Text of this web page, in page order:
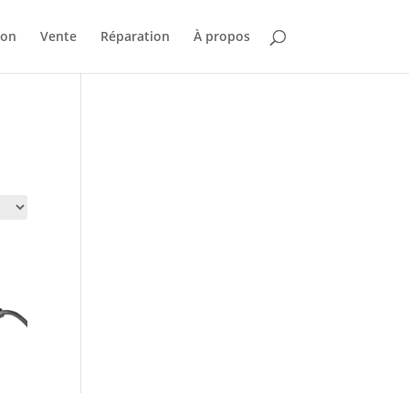
Vente Réparation À propos